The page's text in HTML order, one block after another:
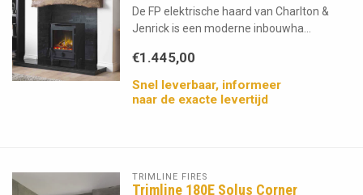
De FP elektrische haard van Charlton &
Jenrick is een moderne inbouwha...
€1.445,00
Snel leverbaar, informeer
naar de exacte levertijd
TRIMLINE FIRES
Trimline 180E Solus Corner